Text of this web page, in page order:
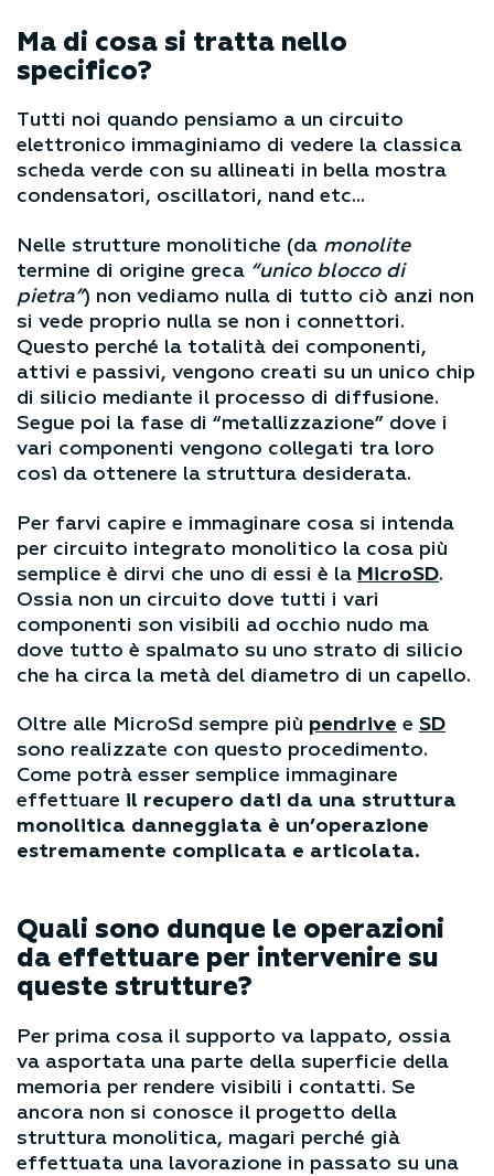
Ma di cosa si tratta nello
specifico?
Tutti noi quando pensiamo a un circuito
elettronico immaginiamo di vedere la classica
scheda verde con su allineati in bella mostra
condensatori, oscillatori, nand etc…
Nelle strutture monolitiche (da monolite
termine di origine greca “unico blocco di
pietra”) non vediamo nulla di tutto ciò anzi non
si vede proprio nulla se non i connettori.
Questo perché la totalità dei componenti,
attivi e passivi, vengono creati su un unico chip
di silicio mediante il processo di diffusione.
Segue poi la fase di “metallizzazione” dove i
vari componenti vengono collegati tra loro
così da ottenere la struttura desiderata.
Per farvi capire e immaginare cosa si intenda
per circuito integrato monolitico la cosa più
semplice è dirvi che uno di essi è la MicroSD.
Ossia non un circuito dove tutti i vari
componenti son visibili ad occhio nudo ma
dove tutto è spalmato su uno strato di silicio
che ha circa la metà del diametro di un capello.
Oltre alle MicroSd sempre più pendrive e SD
sono realizzate con questo procedimento.
Come potrà esser semplice immaginare
effettuare il recupero dati da una struttura
monolitica danneggiata è un’operazione
estremamente complicata e articolata.
Quali sono dunque le operazioni
da effettuare per intervenire su
queste strutture?
Per prima cosa il supporto va lappato, ossia
va asportata una parte della superficie della
memoria per rendere visibili i contatti. Se
ancora non si conosce il progetto della
struttura monolitica, magari perché già
effettuata una lavorazione in passato su una